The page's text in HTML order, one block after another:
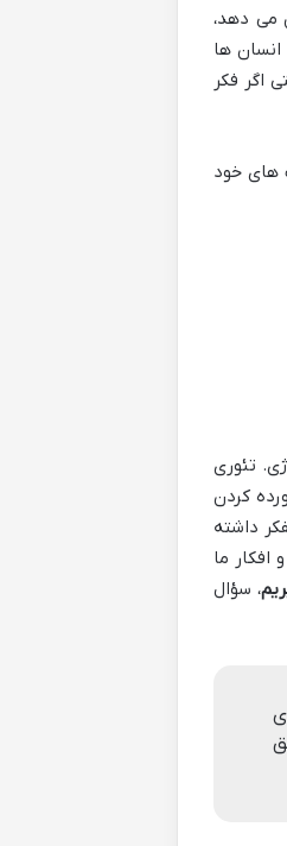
می دهد،
ها
اگر فکر
های خود
تئوری
کردن
داشته
افکار ما
، سؤال